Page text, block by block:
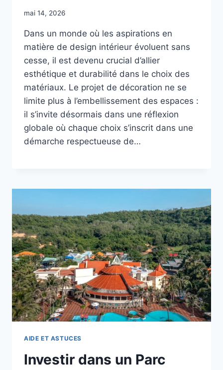
mai 14, 2026
Dans un monde où les aspirations en
matière de design intérieur évoluent sans
cesse, il est devenu crucial d’allier
esthétique et durabilité dans le choix des
matériaux. Le projet de décoration ne se
limite plus à l’embellissement des espaces :
il s’invite désormais dans une réflexion
globale où chaque choix s’inscrit dans une
démarche respectueuse de…
AIDE ET ASTUCES
Investir dans un Parc